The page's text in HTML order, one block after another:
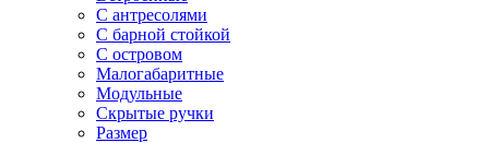
С антресолями
С барной стойкой
С островом
Малогабаритные
Модульные
Скрытые ручки
Размер